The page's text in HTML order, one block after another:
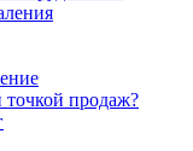
точкой продаж?